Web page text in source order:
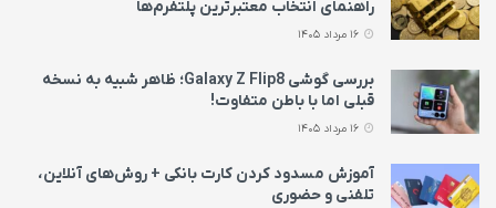
راهنمای انتخاب معتبرترین پلتفرم‌ها
بررسی گوشی Galaxy Z Flip8؛ ظاهر شبیه به نسخه
قبلی اما با باطن متفاوت!
آموزش مسدود کردن کارت بانکی + روش‌های آنلاین،
تلفنی و حضوری